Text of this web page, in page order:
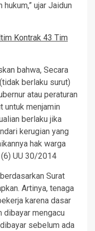
hukum,” ujar Jaidun
Kontrak 43 Tim
bahwa, Secara
berlaku surut)
atau peraturan
untuk menjamin
berlaku jika
kerugian yang
hak warga
UU 30/2014
Surat
Artinya, tenaga
karena dasar
dibayar mengacu
sebelum ada